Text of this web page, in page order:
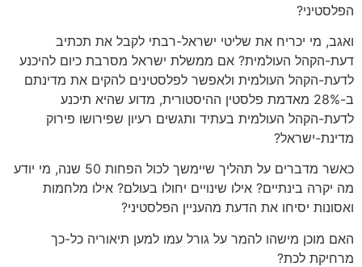
הפלסטיני?
ואגב, מי יכריח את שליטי ישראל-רבתי לקבל את תכתיב
דעת-הקהל העולמית? אם ממשלת ישראל מסרבת כיום להיכנע
לדעת-הקהל העולמית ולאפשר לפלסטינים להקים את מדינתם
ב-28% מאדמת פלסטין ההיסטורית, מדוע שהיא תיכנע
לדעת-הקהל העולמית בעתיד ותגשים רעיון שפירושו פירוק
מדינת-ישראל?
כאשר מדברים על תהליך שיימשך לכול הפחות 50 שנה, מי יודע
מה יקרה בינתיים? אילו שינויים יחולו בעולם? אילו מלחמות
ואסונות יסיחו את הדעת מהעניין הפלסטיני?
האם מוכן מישהו להמר על גורל עמו למען תיאוריה כל-כך
מרחיקת לכת?